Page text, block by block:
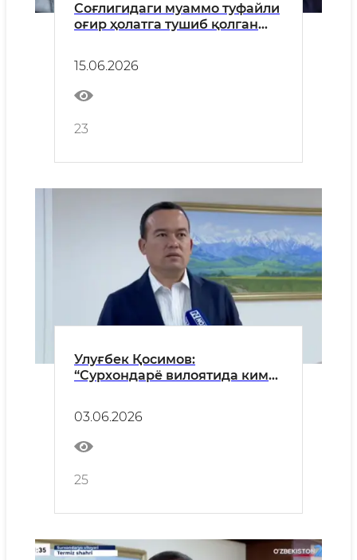
Соғлигидаги муаммо туфайли
оғир ҳолатга тушиб қолган
15.06.2026
23
Улуғбек Қосимов:
“Сурхондарё вилоятида кимё
лойиҳалар шакллантирилди
ва жорий йилнинг ўзида 242
миллион долларлик
инвестициялар
ўзлаштирилади”
03.06.2026
25